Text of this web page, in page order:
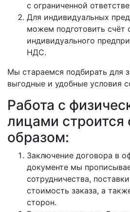
с ограниченной
Для индивидуальных
можем подготовить счёт
индивидуального
НДС.
Мы стараемся подбирать для
выгодные и удобные условия
Работа с
лицами
образом:
Заключение договора в
документе мы
сотрудничества,
стоимость заказа, а
сторон.